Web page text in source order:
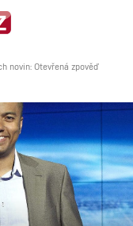
novin: Otevřená zpověď